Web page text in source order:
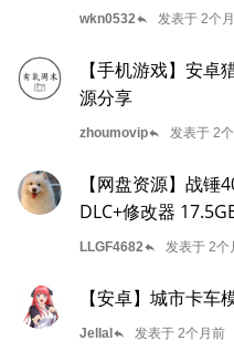
wkn0532reply 发表于 2个
【手机游戏】安
源分享
zhoumovipreply 发表于 2
【网盘资源】战锤
DLC+修改器
LLGF4682reply 发表于 2个
【安卓】城市卡
Jellal reply 发表于 2个月前